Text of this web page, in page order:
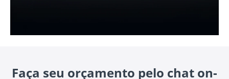
Faça seu orçamento pelo chat on-